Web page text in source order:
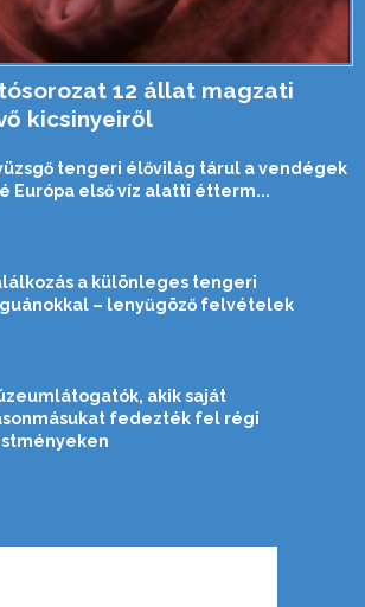
12 állat magzati
kicsinyeiről
tengeri élővilág tárul a vendégek
Európa első víz alatti étterm...
a különleges tengeri
– lenyűgöző felvételek
akik saját
fedezték fel régi